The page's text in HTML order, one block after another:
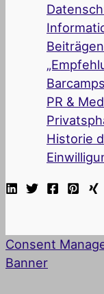
Barcamps
PR &
Historie
Consent
Banner